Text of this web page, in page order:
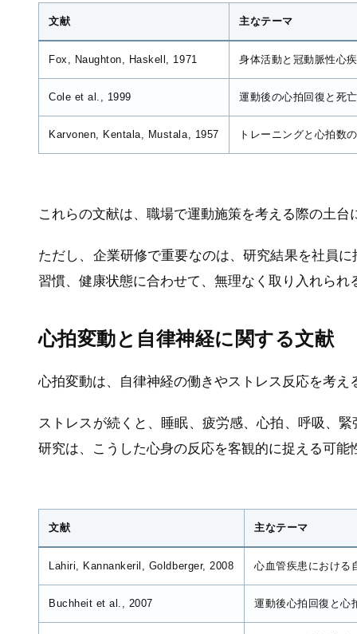
文献 主なテーマ
Fox, Naughton, Haskell, 1971 身体活動と冠動脈性心
Cole et al., 1999 運動後の心拍回復と死
Karvonen, Kentala, Mustala, 1957 トレーニングと心拍数
これらの文献は、職場で運動施策を考える際の土台
ただし、企業研修で重要なのは、研究結果を社員
習慣、健康状態に合わせて、無理なく取り入れられ
心拍変動と自律神経に関する文献
心拍変動は、自律神経の働きやストレス反応を考え
ストレスが続くと、睡眠、疲労感、心拍、呼吸、
研究は、こうした心身の反応を客観的に捉える可能
文献 主なテーマ
Lahiri, Kannankeril, Goldberger, 2008 心血管疾患における
Buchheit et al., 2007 運動後心拍回復と心